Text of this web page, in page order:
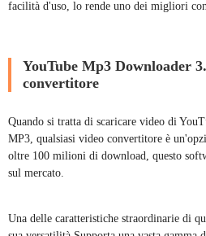
facilità d'uso, lo rende uno dei migliori
YouTube Mp3 Downloader
convertitore
Quando si tratta di scaricare video di
MP3, qualsiasi video convertitore è
oltre 100 milioni di download, questo
sul mercato.
Una delle caratteristiche straordinarie di